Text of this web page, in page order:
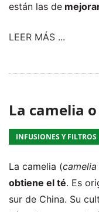
están las de
LEER MÁS ...
La camelia
INFUSIONES Y FILTROS
La camelia (camelia
obtiene el té. Es
sur de China. Su